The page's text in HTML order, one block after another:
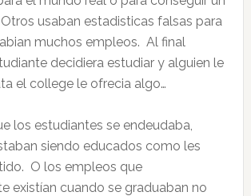
usaban estadisticas falsas para
muchos empleos. Al final
decidiera estudiar y alguien le
el college le ofrecia algo…
los estudiantes se endeudaba,
siendo educados como les
O los empleos que
existían cuando se graduaban no